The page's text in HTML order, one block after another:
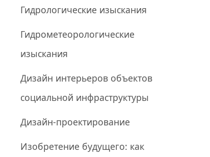
Гидрологические изыскания
Гидрометеорологические
изыскания
Дизайн интерьеров объектов
социальной инфраструктуры
Дизайн-проектирование
Изобретение будущего: как